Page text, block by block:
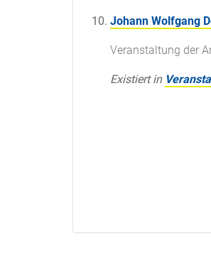
Johann Wolfgang
Veranstaltung der
Existiert in